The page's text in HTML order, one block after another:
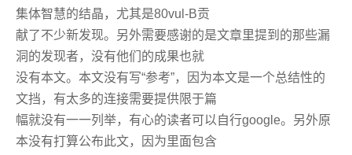
集体智慧的结晶，尤其是80vul-B贡
献了不少新发现。另外需要感谢的是文章里提到的那些漏
洞的发现者，没有他们的成果也就
没有本文。本文没有写“参考”，因为本文是一个总结性的
文挡，有太多的连接需要提供限于篇
幅就没有一一列举，有心的读者可以自行google。另外原
本没有打算公布此文，因为里面包含